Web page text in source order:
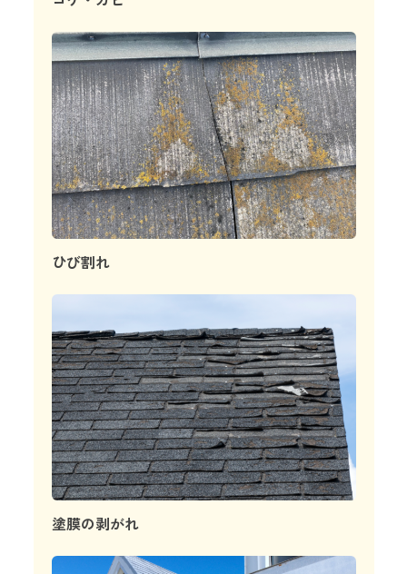
ひび割れ
塗膜の剥がれ